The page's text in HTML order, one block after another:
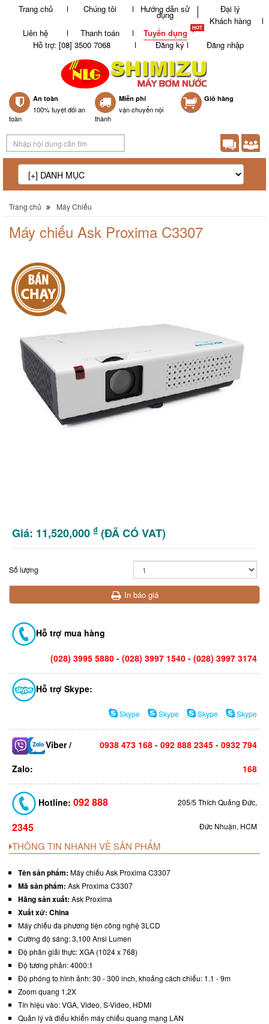
Trang chủ Chúng tôi Hướng dẫn sử
dụng
Đại lý
Khách hàng
Liên hệ
Thanh toán
Tuyển dụng
Đăng nhập
Đăng ký
Hỗ trợ: [08] 3500 7068
An toàn
100% tuyệt đối an
toàn
Miễn phí
vận chuyển nội
thành
0 Giỏ hàng
Trang chủ Máy Chiếu
Máy chiếu Ask Proxima C3307
Giá: 11,520,000 ₫ (ĐÃ CÓ VAT)
Số lượng
In báo giá
Hỗ trợ mua hàng
(028) 3995 5880 - (028) 3997 1540 - (028) 3997 3174
Hỗ trợ Skype:
Skype Skype Skype Skype
Viber /
Zalo:
0938 473 168 - 092 888 2345 - 0932 794
168
Hotline: 092 888
2345
205/5 Thích Quảng Đức,
Đức Nhuận, HCM
THÔNG TIN NHANH VỀ SẢN PHẨM
Tên sản phẩm: Máy chiếu Ask Proxima C3307
Mã sản phẩm: Ask Proxima C3307
Hãng sản xuất: Ask Proxima
Xuất xứ: China
Máy chiếu đa phương tiện công nghệ 3LCD
Cường độ sáng: 3,100 Ansi Lumen
Độ phân giải thực: XGA (1024 x 768)
Độ tương phản: 4000:1
Độ phóng to hình ảnh: 30 - 300 inch, khoảng cách chiếu: 1.1 - 9m
Zoom quang 1.2X
Tín hiệu vào: VGA, Video, S-Video, HDMI
Quản lý và điểu khiển máy chiếu quang mạng LAN